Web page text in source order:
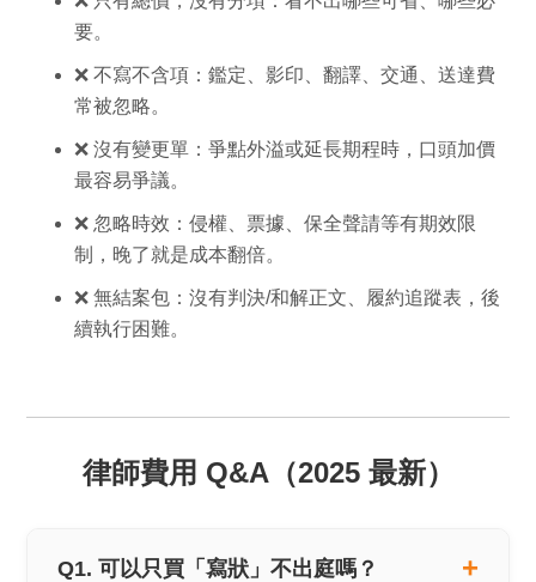
要。
❌不寫不含項 ：鑑定、影印、翻譯、交通、送達費
常被忽略。
❌沒有變更單 ：爭點外溢或延長期程時，口頭加價
最容易爭議。
❌ 忽略時效 ：侵權、票據、保全聲請等有期效限
制，晚了就是成本翻倍。
❌無結案包 ：沒有判決/和解正文、履約追蹤表，後
續執行困難。
律師費用 Q&A（2025 最新）
Q1. 可以只買「寫狀」不出庭嗎？